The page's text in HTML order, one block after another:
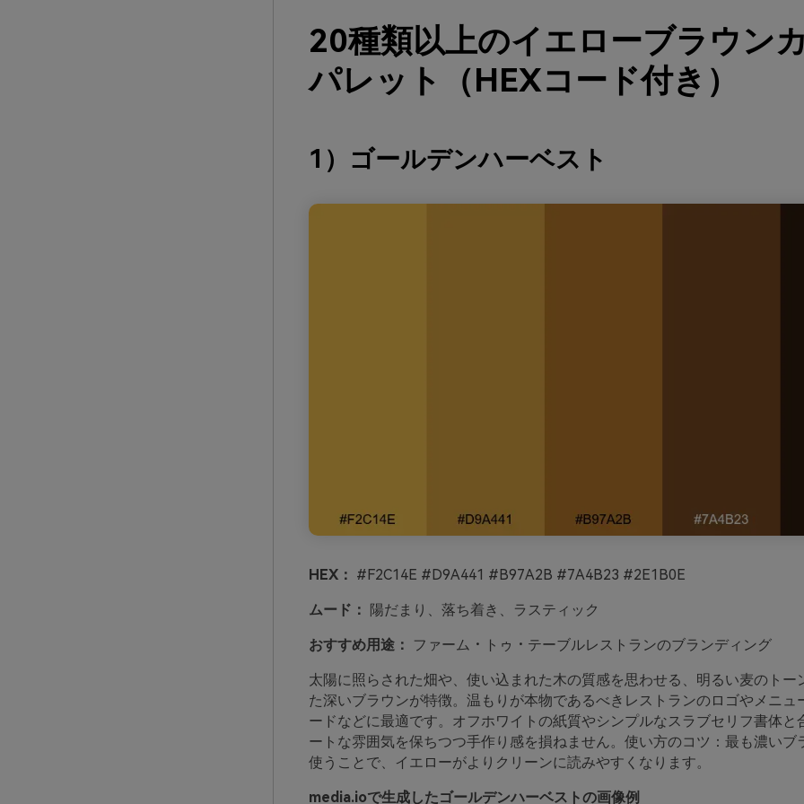
20種類以上のイエローブラウン
パレット（HEXコード付き）
1）ゴールデンハーベスト
HEX： #F2C14E #D9A441 #B97A2B #7A4B23 #2E1B0E
ムード： 陽だまり、落ち着き、ラスティック
おすすめ用途： ファーム・トゥ・テーブルレストランのブランディング
太陽に照らされた畑や、使い込まれた木の質感を思わせる、明るい麦のトー
た深いブラウンが特徴。温もりが本物であるべきレストランのロゴやメニュ
ードなどに最適です。オフホワイトの紙質やシンプルなスラブセリフ書体と
ートな雰囲気を保ちつつ手作り感を損ねません。使い方のコツ：最も濃いブ
使うことで、イエローがよりクリーンに読みやすくなります。
media.ioで生成したゴールデンハーベストの画像例